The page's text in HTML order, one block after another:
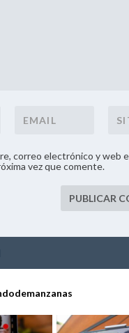
correo electrónico y web
vez que comente.